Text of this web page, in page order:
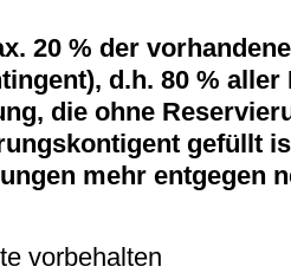
20 % der
d.h. 80 % aller
die ohne
gefüllt
mehr entgegen
vorbehalten